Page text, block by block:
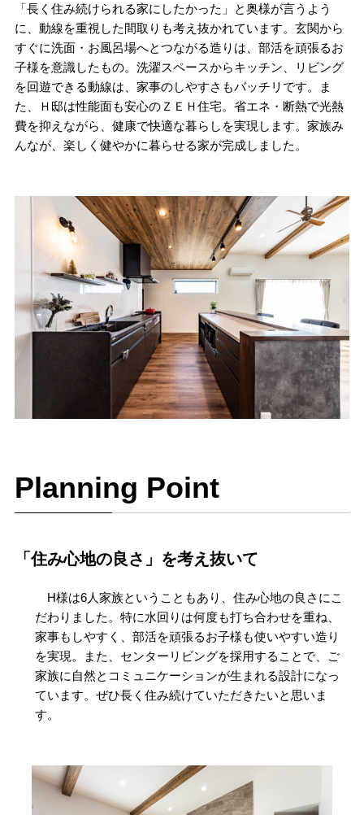
「長く住み続けられる家にしたかった」と奥様が言うよう
に、動線を重視した間取りも考え抜かれています。玄関から
すぐに洗面・お風呂場へとつながる造りは、部活を頑張るお
子様を意識したもの。洗濯スペースからキッチン、リビング
を回遊できる動線は、家事のしやすさもバッチリです。ま
た、Ｈ邸は性能面も安心のＺＥＨ住宅。省エネ・断熱で光熱
費を抑えながら、健康で快適な暮らしを実現します。家族み
んなが、楽しく健やかに暮らせる家が完成しました。
Planning Point
「住み心地の良さ」を考え抜いて
H様は6人家族ということもあり、住み心地の良さにこ
だわりました。特に水回りは何度も打ち合わせを重ね、
家事もしやすく、部活を頑張るお子様も使いやすい造り
を実現。また、センターリビングを採用することで、ご
家族に自然とコミュニケーションが生まれる設計になっ
ています。ぜひ長く住み続けていただきたいと思いま
す。